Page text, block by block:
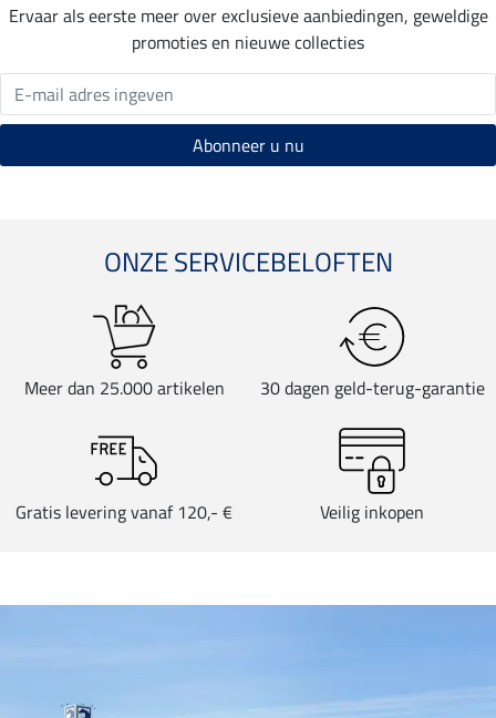
Ervaar als eerste meer over exclusieve aanbiedingen, geweldige
promoties en nieuwe collecties
ONZE SERVICEBELOFTEN
Meer dan 25.000 artikelen 30 dagen geld-terug-garantie
Gratis levering vanaf 120,- € Veilig inkopen